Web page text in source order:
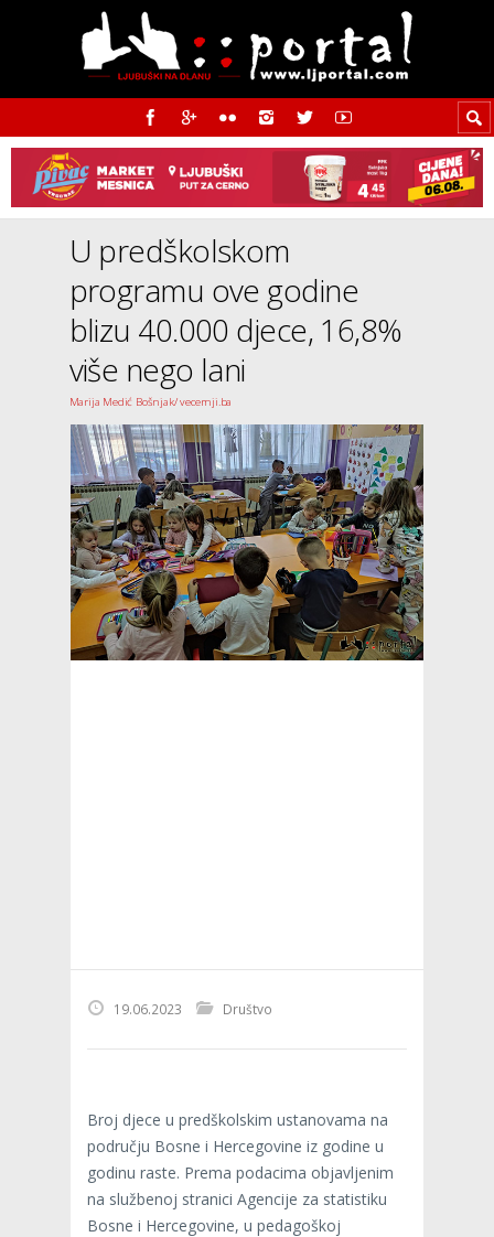
U predškolskom
programu ove godine
blizu 40.000 djece, 16,8%
više nego lani
Marija Medić Bošnjak/ vecernji.ba
19.06.2023 Društvo
Broj djece u predškolskim ustanovama na
području Bosne i Hercegovine iz godine u
godinu raste. Prema podacima objavljenim
na službenoj stranici Agencije za statistiku
Bosne i Hercegovine, u pedagoškoj